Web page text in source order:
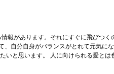
報があります。それにすぐに飛びつく
自分自身がバランスがとれて元気に
と思います。 人に向けられる愛とは